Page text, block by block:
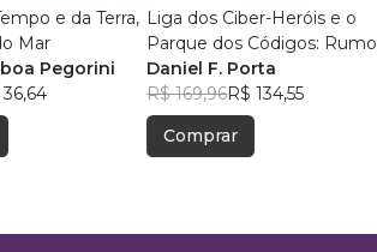
do Fogo e do Mar
Pegorini
36,64
Liga dos Ciber-Heróis e o
Parque dos Códigos: Rumo
ao Desconhecido
Daniel F. Porta
R$ 169,96R$ 134,55
Comprar